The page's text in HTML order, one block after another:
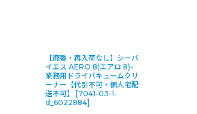
【廃番・再入荷なし】シーバ
イエス AERO 8(エアロ 8)-
業務用ドライバキュームクリ
ーナー【代引不可・個人宅配
送不可】
[7041-03-1-
d_6022884]